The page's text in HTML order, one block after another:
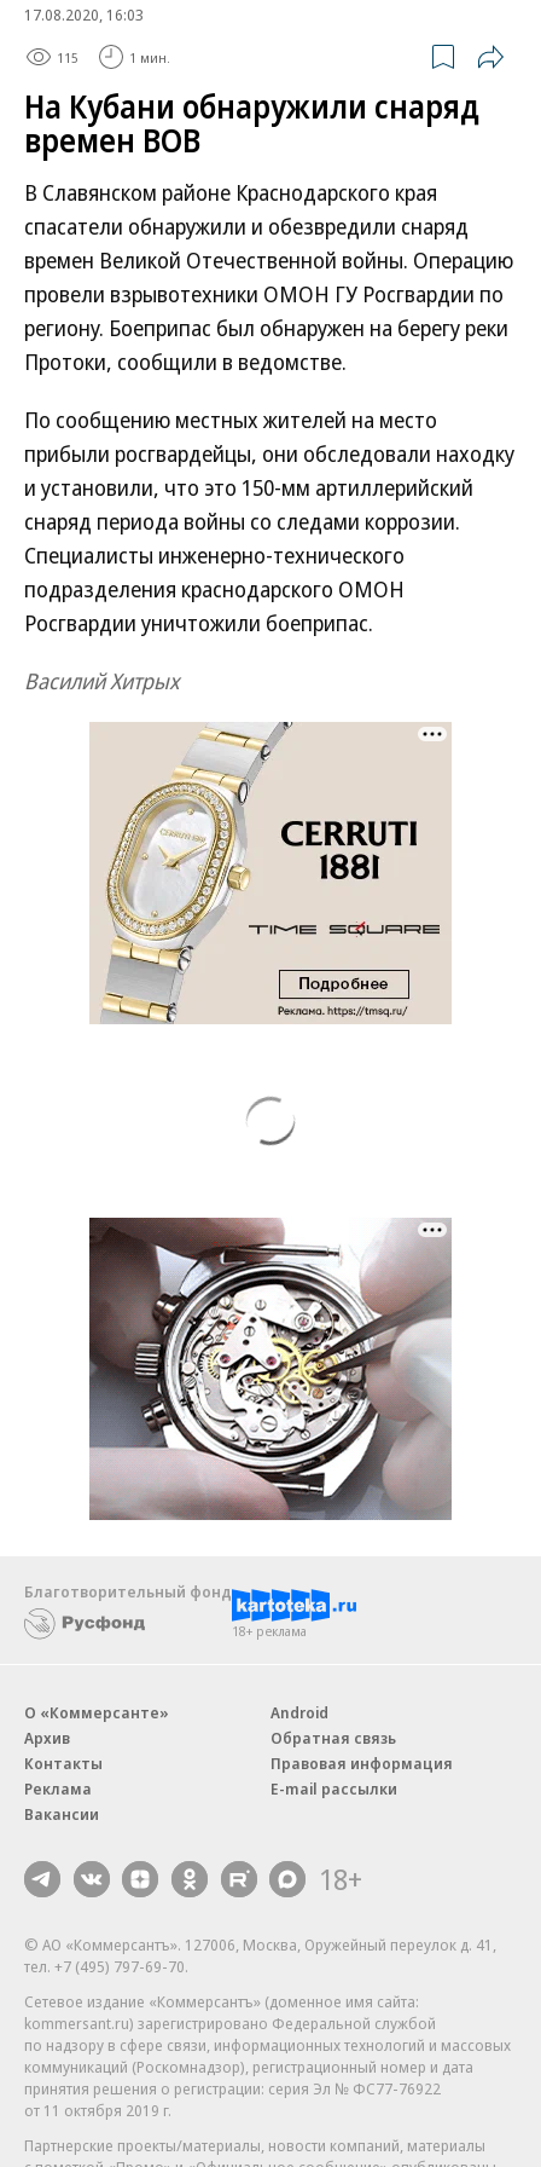
17.08.2020, 16:03
115 1 мин.
На Кубани обнаружили снаряд
времен ВОВ
В Славянском районе Краснодарского края
спасатели обнаружили и обезвредили снаряд
времен Великой Отечественной войны. Операцию
провели взрывотехники ОМОН ГУ Росгвардии по
региону. Боеприпас был обнаружен на берегу реки
Протоки, сообщили в ведомстве.
По сообщению местных жителей на место
прибыли росгвардейцы, они обследовали находку
и установили, что это 150-мм артиллерийский
снаряд периода войны со следами коррозии.
Специалисты инженерно-технического
подразделения краснодарского ОМОН
Росгвардии уничтожили боеприпас.
Василий Хитрых
Благотворительный фонд
18+ реклама
О «Коммерсанте»
Архив
Контакты
Реклама
Вакансии
Android
Обратная связь
Правовая информация
E-mail рассылки
18+
© АО «Коммерсантъ». 127006, Москва, Оружейный переулок д. 41,
тел. +7 (495) 797-69-70.
Сетевое издание «Коммерсантъ» (доменное имя сайта:
kommersant.ru) зарегистрировано Федеральной службой
по надзору в сфере связи, информационных технологий и массовых
коммуникаций (Роскомнадзор), регистрационный номер и дата
принятия решения о регистрации: серия Эл № ФС77-76922
от 11 октября 2019 г.
Партнерские проекты/материалы, новости компаний, материалы